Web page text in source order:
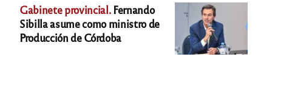
Gabinete provincial.Fernando
Sibilla asume como ministro de
Producción de Córdoba